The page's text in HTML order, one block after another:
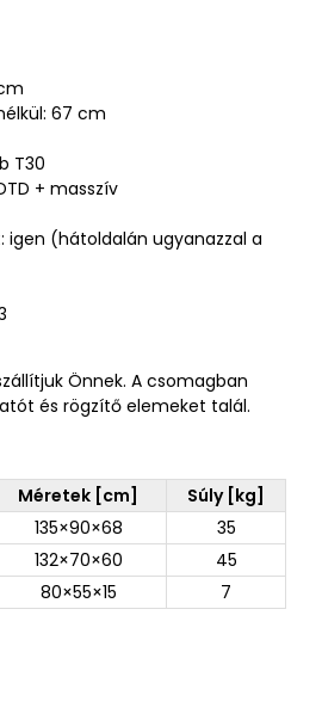
67 cm
T30
+ masszív
igen (hátoldalán ugyanazzal a
Önnek. A csomagban
és rögzítő elemeket talál.
Méretek [cm]
Súly [kg]
135×90×68
35
132×70×60
45
80×55×15 7